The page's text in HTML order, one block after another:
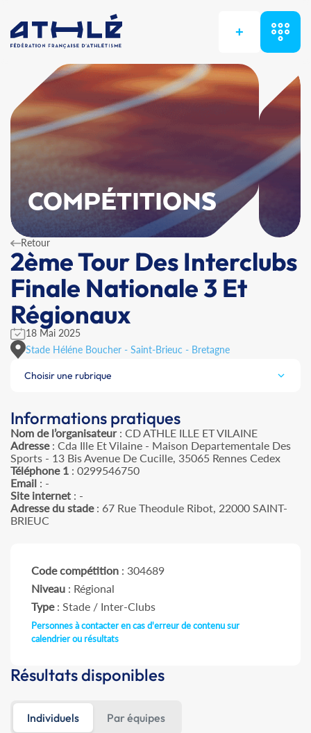
+
COMPÉTITIONS
Retour
2ème Tour Des Interclubs
Finale Nationale 3 Et
Régionaux
18 Mai 2025
Stade Héléne Boucher - Saint-Brieuc - Bretagne
Choisir une rubrique
Informations pratiques
Nom de l’organisateur: CD ATHLE ILLE ET VILAINE
Adresse: Cda Ille Et Vilaine - Maison Departementale Des
Sports - 13 Bis Avenue De Cucille, 35065 Rennes Cedex
Téléphone 1 : 0299546750
Email : -
Site internet : -
Adresse du stade: 67 Rue Theodule Ribot, 22000 SAINT-
BRIEUC
Code compétition : 304689
Niveau : Régional
Type: Stade / Inter-Clubs
Personnes à contacter en cas d'erreur de contenu sur
calendrier ou résultats
Résultats disponibles
Individuels Par équipes